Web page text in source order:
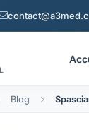
Blog